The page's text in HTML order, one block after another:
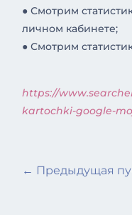
● Смотрим
личном кабинете;
● Смотрим
https://
kartochki-google-
← Предыдущая